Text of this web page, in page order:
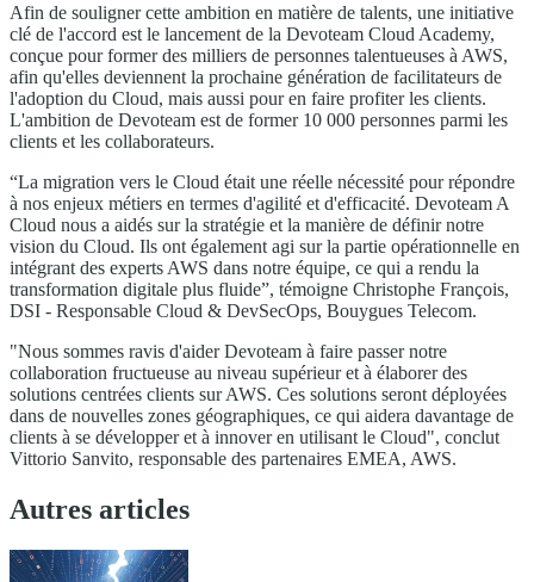
Afin de souligner cette ambition en matière de talents, une initiative
clé de l'accord est le lancement de la Devoteam Cloud Academy,
conçue pour former des milliers de personnes talentueuses à AWS,
afin qu'elles deviennent la prochaine génération de facilitateurs de
l'adoption du Cloud, mais aussi pour en faire profiter les clients.
L'ambition de Devoteam est de former 10 000 personnes parmi les
clients et les collaborateurs.
“La migration vers le Cloud était une réelle nécessité pour répondre
à nos enjeux métiers en termes d'agilité et d'efficacité. Devoteam A
Cloud nous a aidés sur la stratégie et la manière de définir notre
vision du Cloud. Ils ont également agi sur la partie opérationnelle en
intégrant des experts AWS dans notre équipe, ce qui a rendu la
transformation digitale plus fluide”, témoigne Christophe François,
DSI - Responsable Cloud & DevSecOps, Bouygues Telecom.
"Nous sommes ravis d'aider Devoteam à faire passer notre
collaboration fructueuse au niveau supérieur et à élaborer des
solutions centrées clients sur AWS. Ces solutions seront déployées
dans de nouvelles zones géographiques, ce qui aidera davantage de
clients à se développer et à innover en utilisant le Cloud", conclut
Vittorio Sanvito, responsable des partenaires EMEA, AWS.
Autres articles